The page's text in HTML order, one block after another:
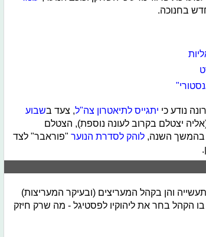
בחנוכה.
יתגייס לתיאטרון צה"ל, צעד בשבוע
יצטלם בקרוב לעונה נוספת), הצטלם
בהמשך השנה, לוהק לסדרת הנוער "פוראבר" לצד
והן בקהל המעריצים (ובעיקר המעריצות)
בו הקהל בחר את ליהוקיו לפסטיגל - מה שרק חיזק